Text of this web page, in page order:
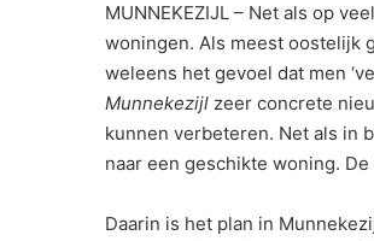
MUNNEKEZIJL – Net als op
woningen. Als meest oostelijk
weleens het gevoel dat men
Munnekezijl zeer concrete
kunnen verbeteren. Net als in
naar een geschikte woning.
Daarin is het plan in